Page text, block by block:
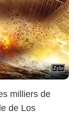
milliers de
de Los